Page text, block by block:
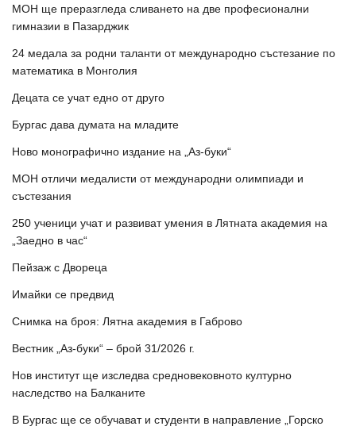
МОН ще преразгледа сливането на две професионални
гимназии в Пазарджик
24 медала за родни таланти от международно състезание по
математика в Монголия
Децата се учат едно от друго
Бургас дава думата на младите
Ново монографично издание на „Аз-буки“
МОН отличи медалисти от международни олимпиади и
състезания
250 ученици учат и развиват умения в Лятната академия на
„Заедно в час“
Пейзаж с Двореца
Имайки се предвид
Снимка на броя: Лятна академия в Габрово
Вестник „Аз-буки“ – брой 31/2026 г.
Нов институт ще изследва средновековното културно
наследство на Балканите
В Бургас ще се обучават и студенти в направление „Горско